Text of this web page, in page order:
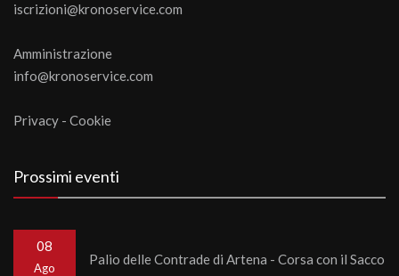
iscrizioni@kronoservice.com
Amministrazione
info@kronoservice.com
Privacy - Cookie
Prossimi eventi
08
Ago
Palio delle Contrade di Artena - Corsa con il Sacco